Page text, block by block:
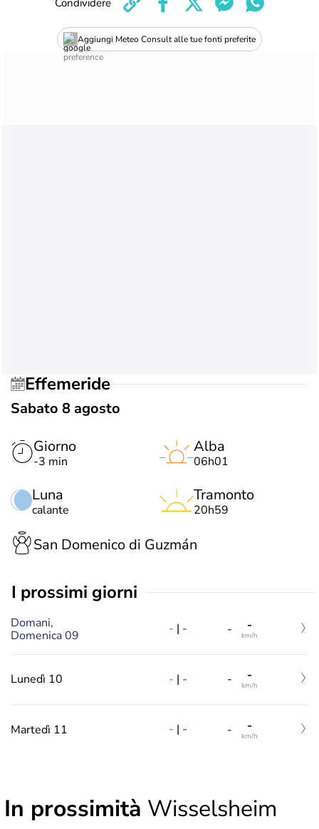
Aggiungi Meteo Consult alle tue fonti preferite
Condividere
Effemeride
Sabato 8 agosto
Giorno
-3 min
Luna
calante
Alba
06h01
Tramonto
20h59
San Domenico di Guzmán
i prossimi giorni
Domani,
Domenica 09
- | - - -
km/h
Lunedì 10 - | - - -
km/h
Martedì 11 - | - - -
km/h
In prossimità Wisselsheim